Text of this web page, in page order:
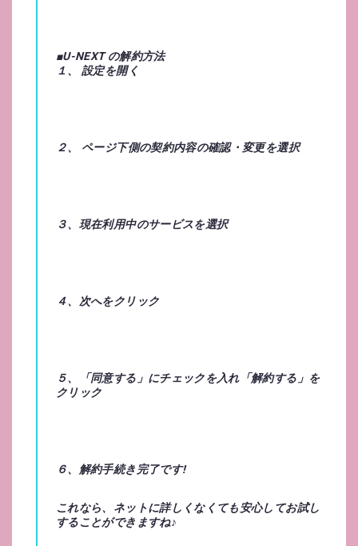
■U-NEXT の解約方法
１、 設定を開く
２、 ページ下側の契約内容の確認・変更を選択
３、現在利用中のサービスを選択
４、次へをクリック
５、「同意する」にチェックを入れ「解約する」を
クリック
６、解約手続き完了です!
これなら、ネットに詳しくなくても安心してお試し
することができますね♪